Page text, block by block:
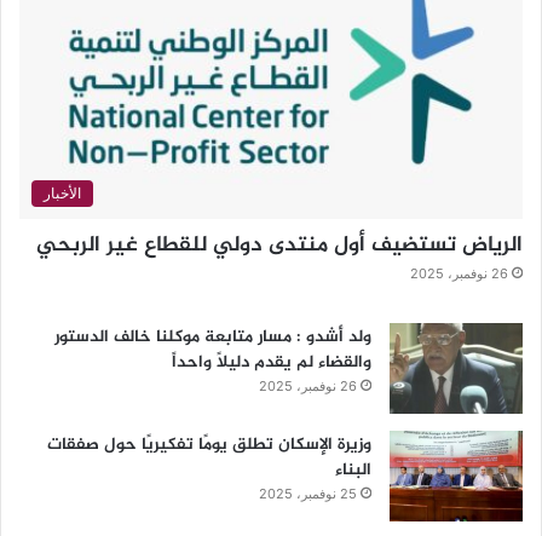
الأخبار
الرياض تستضيف أول منتدى دولي للقطاع غير الربحي
26 نوفمبر، 2025
ولد أشدو : مسار متابعة موكلنا خالف الدستور
والقضاء لم يقدم دليلاً واحداً
26 نوفمبر، 2025
وزيرة الإسكان تطلق يومًا تفكيريًا حول صفقات
البناء
25 نوفمبر، 2025